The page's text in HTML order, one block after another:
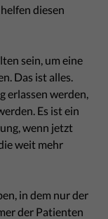
diesen
sein, um eine
Das ist alles.
erlassen werden,
Es ist ein
wenn jetzt
weit mehr
in dem nur der
der Patienten